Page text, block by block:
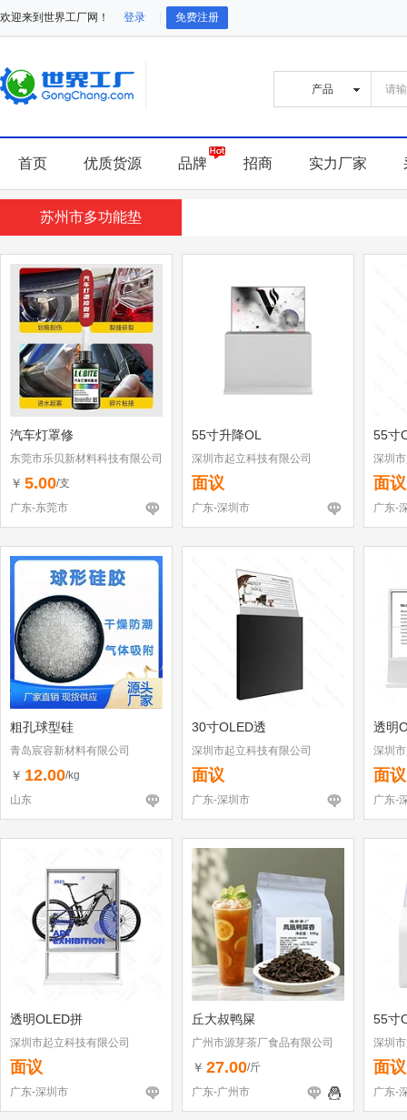
欢迎来到世界工厂网！ 登录 免费注册
首页 优质货源 品牌 招商 实力厂家
苏州市多功能垫
汽车灯罩修
东莞市乐贝新材料科技有限公司
￥ 5.00/支
广东-东莞市
55寸升降OL
深圳市起立科技有限公司
面议
广东-深圳市
55寸
深圳
面议
广东-
粗孔球型硅
青岛宸容新材料有限公司
￥ 12.00/kg
山东
30寸OLED透
深圳市起立科技有限公司
面议
广东-深圳市
透明
深圳
面议
广东-
透明OLED拼
深圳市起立科技有限公司
面议
广东-深圳市
丘大叔鸭屎
广州市源芽茶厂食品有限公司
￥ 27.00/斤
广东-广州市
55寸
深圳
面议
广东-